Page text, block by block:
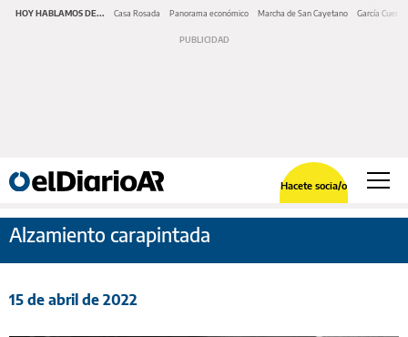
HOY HABLAMOS DE... Casa Rosada Panorama económico Marcha de San Cayetano García Cuerva
Hacete socia/o
Alzamiento carapintada
15 de abril de 2022